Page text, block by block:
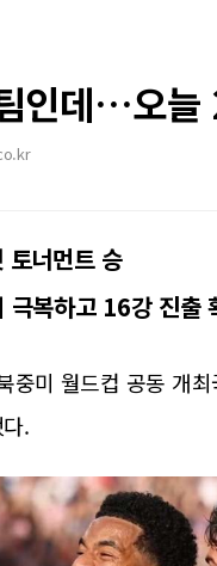
인데…오
토너먼트 승
극복하고 16강 진출
중미 월드컵 공동 개
.